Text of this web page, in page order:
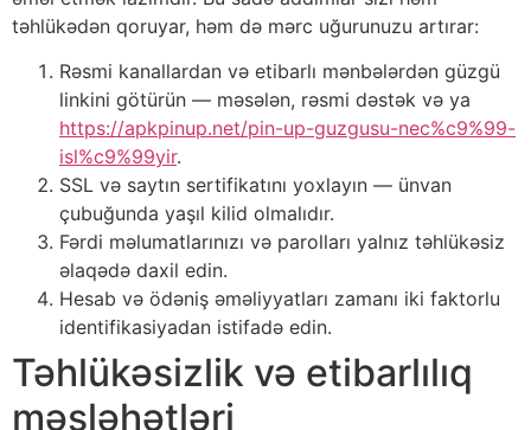
təhlükədən qoruyar, həm də mərc uğurunuzu artırar:
Rəsmi kanallardan və etibarlı mənbələrdən güzgü
linkini götürün — məsələn, rəsmi dəstək və ya
https://apkpinup.net/pin-up-guzgusu-nec%c9%99-
isl%c9%99yir.
SSL və saytın sertifikatını yoxlayın — ünvan
çubuğunda yaşıl kilid olmalıdır.
Fərdi məlumatlarınızı və parolları yalnız təhlükəsiz
əlaqədə daxil edin.
Hesab və ödəniş əməliyyatları zamanı iki faktorlu
identifikasiyadan istifadə edin.
Təhlükəsizlik və etibarlılıq
məsləhətləri